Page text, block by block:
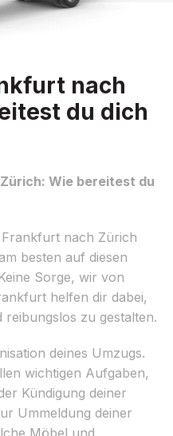
nach
du dich
Wie bereitest du
nach Zürich
besten auf diesen
Sorge, wir von
helfen dir dabei,
zu gestalten.
deines Umzugs.
wichtigen Aufgaben,
Kündigung deiner
Ummeldung deiner
Möbel und